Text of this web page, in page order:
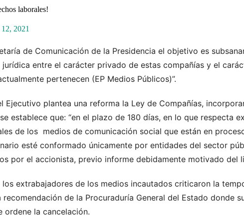
laborales!
2021
de Comunicación de la Presidencia el objetivo es
jurídica entre el carácter privado de estas compañías y el
pertenecen (EP Medios Públicos)”.
plantea una reforma la Ley de Compañías,
establece que: “en el plazo de 180 días, en lo que respecta
de los medios de comunicación social que están en
esté conformado únicamente por entidades del sector
por el accionista, previo informe debidamente motivado del
extrabajadores de los medios incautados criticaron la
de la Procuraduría General del Estado donde
ordene la cancelación.